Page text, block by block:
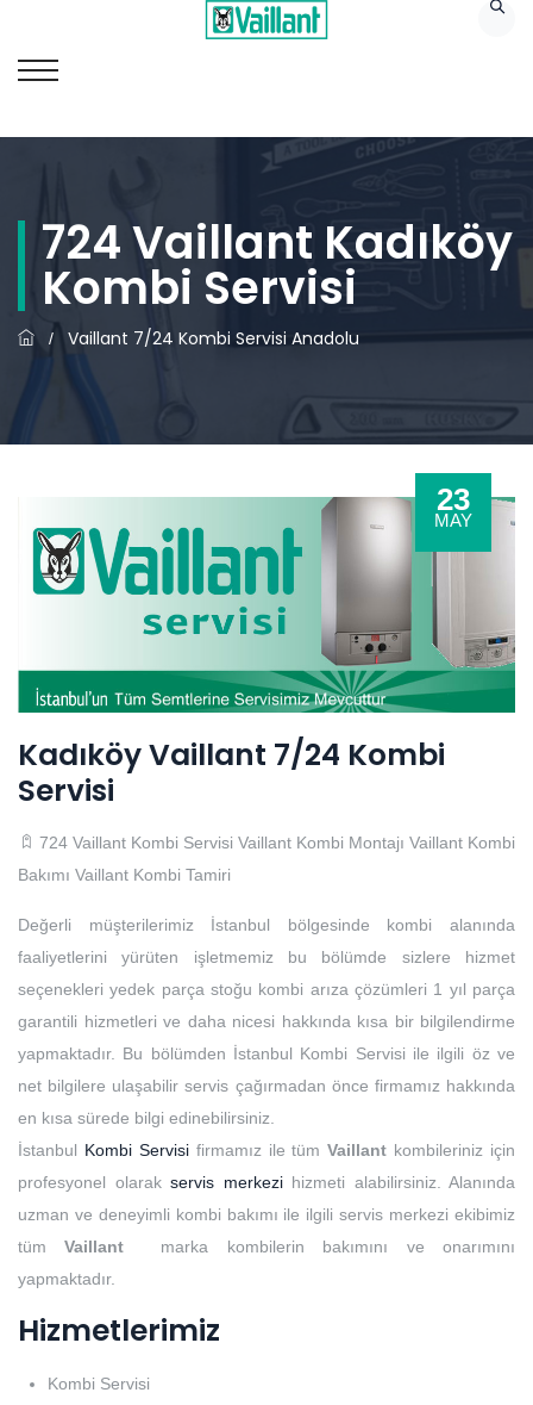
724 Vaillant Kadıköy
Kombi Servisi
/ Vaillant 7/24 Kombi Servisi Anadolu
23
MAY
Kadıköy Vaillant 7/24 Kombi
Servisi
724 Vaillant Kombi Servisi Vaillant Kombi Montajı Vaillant Kombi
Bakımı Vaillant Kombi Tamiri
Değerli müşterilerimiz İstanbul bölgesinde kombi alanında
faaliyetlerini yürüten işletmemiz bu bölümde sizlere hizmet
seçenekleri yedek parça stoğu kombi arıza çözümleri 1 yıl parça
garantili hizmetleri ve daha nicesi hakkında kısa bir bilgilendirme
yapmaktadır. Bu bölümden İstanbul Kombi Servisi ile ilgili öz ve
net bilgilere ulaşabilir servis çağırmadan önce firmamız hakkında
en kısa sürede bilgi edinebilirsiniz.
İstanbul Kombi Servisi firmamız ile tümVaillant kombileriniz için
profesyonel olarak servis merkezihizmeti alabilirsiniz. Alanında
uzman ve deneyimli kombi bakımı ile ilgili servis merkezi ekibimiz
tümVaillant marka kombilerin bakımını ve onarımını
yapmaktadır.
Hizmetlerimiz
Kombi Servisi